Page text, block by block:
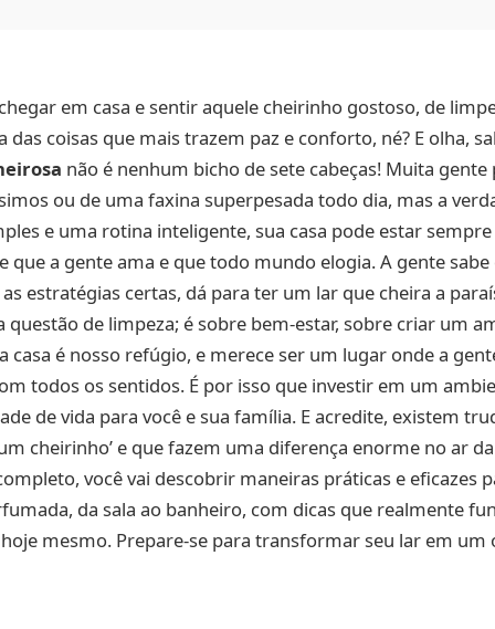
em casa e sentir aquele cheirinho gostoso, de
das coisas que mais trazem paz e conforto, né? E olha,
não é nenhum bicho de sete cabeças! Muita gente
ou de uma faxina superpesada todo dia, mas a
e uma rotina inteligente, sua casa pode estar
que a gente ama e que todo mundo elogia. A gente sabe
estratégias certas, dá para ter um lar que cheira a
questão de limpeza; é sobre bem-estar, sobre criar um
casa é nosso refúgio, e merece ser um lugar onde a
todos os sentidos. É por isso que investir em um
de vida para você e sua família. E acredite, existem
cheirinho’ e que fazem uma diferença enorme no ar
você vai descobrir maneiras práticas e eficazes
da sala ao banheiro, com dicas que realmente
mesmo. Prepare-se para transformar seu lar em um